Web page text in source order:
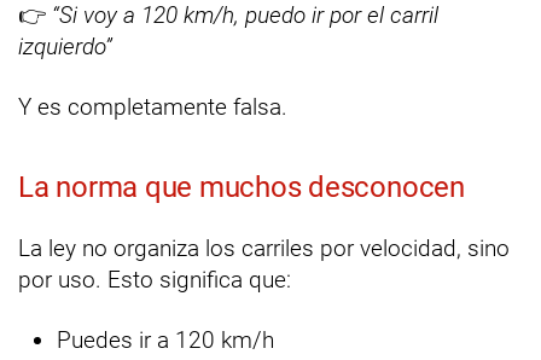
👉 “Si voy a 120 km/h, puedo ir por el carril
izquierdo”
Y es completamente falsa.
La norma que muchos desconocen
La ley no organiza los carriles por velocidad, sino
por uso. Esto significa que:
Puedes ir a 120 km/h